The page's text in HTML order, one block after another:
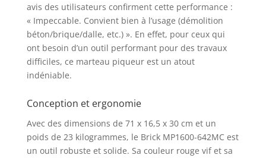
avis des utilisateurs confirment cette performance :
« Impeccable. Convient bien à l’usage (démolition
béton/brique/dalle, etc.) ». En effet, pour ceux qui
ont besoin d’un outil performant pour des travaux
difficiles, ce marteau piqueur est un atout
indéniable.
Conception et ergonomie
Avec des dimensions de 71 x 16,5 x 30 cm et un
poids de 23 kilogrammes, le Brick MP1600-642MC est
un outil robuste et solide. Sa couleur rouge vif et sa